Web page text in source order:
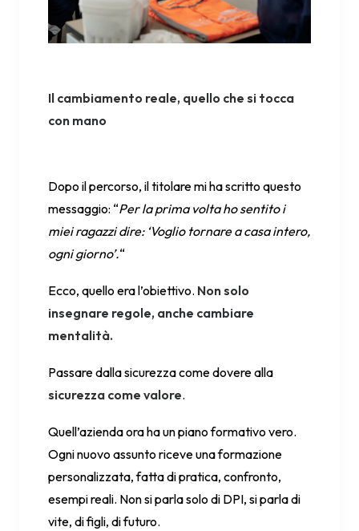
Il cambiamento reale, quello che si tocca
con mano
Dopo il percorso, il titolare mi ha scritto questo
messaggio: “Per la prima volta ho sentito i
miei ragazzi dire: ‘Voglio tornare a casa intero,
ogni giorno’.“
Ecco, quello era l’obiettivo. Non solo
insegnare regole, anche cambiare
mentalità.
Passare dalla sicurezza come dovere alla
sicurezza come valore.
Quell’azienda ora ha un piano formativo vero.
Ogni nuovo assunto riceve una formazione
personalizzata, fatta di pratica, confronto,
esempi reali. Non si parla solo di DPI, si parla di
vite, di figli, di futuro.